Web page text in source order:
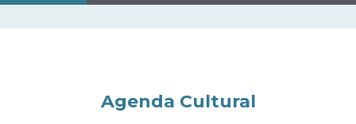
Agenda Cultural